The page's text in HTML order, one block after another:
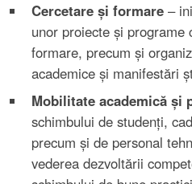
Cercetare și formare –
unor proiecte și programe
formare, precum și
academice și manifestări
Mobilitate academică și
schimbului de studenți,
precum și de personal
vederea dezvoltării